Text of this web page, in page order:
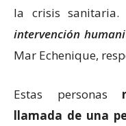
la crisis sanitaria.
intervención
Mar Echenique,
Estas personas
llamada de una